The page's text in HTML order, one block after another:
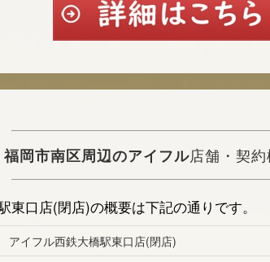
福岡市南区周辺のアイフル店舗・契
口店(閉店)の概要は下記の通りです。
アイフル西鉄大橋駅東口店(閉店)